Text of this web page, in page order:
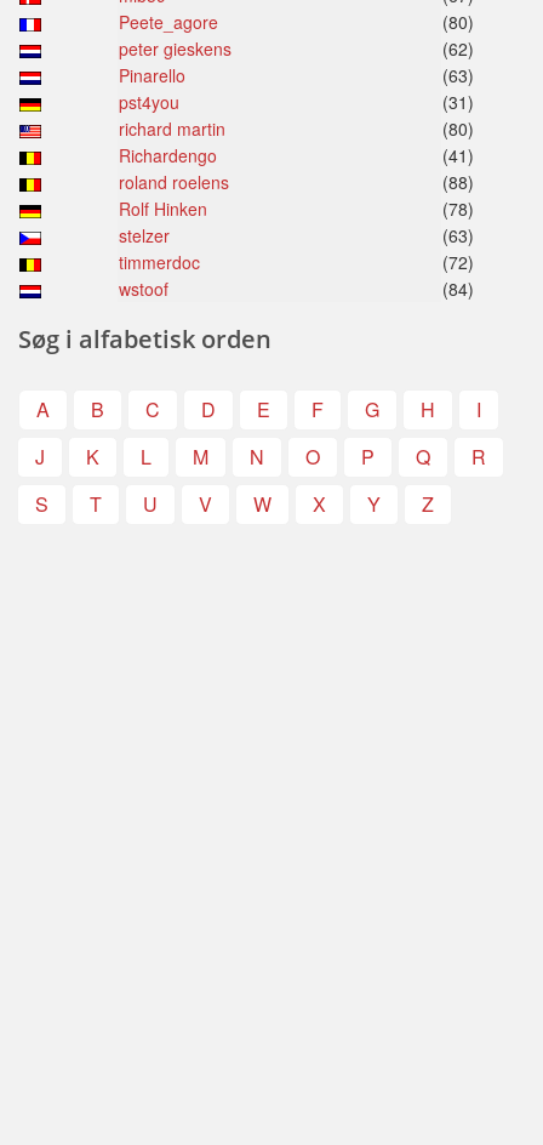
Peete_agore
(80)
peter gieskens
(62)
Pinarello
(63)
pst4you
(31)
richard martin
(80)
Richardengo
(41)
roland roelens
(88)
Rolf Hinken
(78)
stelzer
(63)
timmerdoc
(72)
wstoof
(84)
Søg i alfabetisk orden
A B C D E F G H
I
J
K L M N O P Q
R
S
T U V W X Y Z